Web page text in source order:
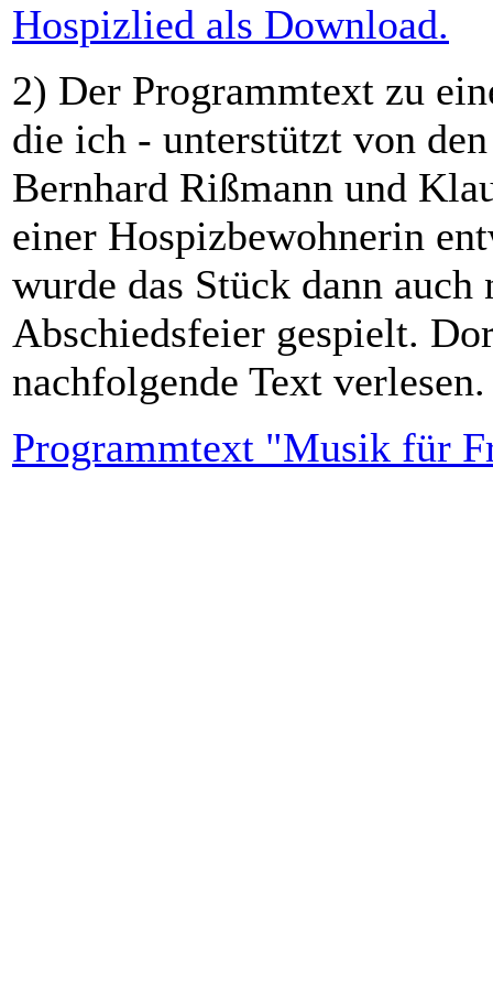
Hospizlied als Download.
2) Der Programmtext zu
die ich - unterstützt von
Bernhard Rißmann und
einer Hospizbewohnerin
wurde das Stück dann
Abschiedsfeier gespielt.
nachfolgende Text verlesen.
Programmtext "Musik für